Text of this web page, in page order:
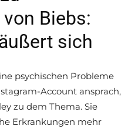
Biebs:
sich
psychischen Probleme
Account ansprach,
zu dem Thema. Sie
Erkrankungen mehr